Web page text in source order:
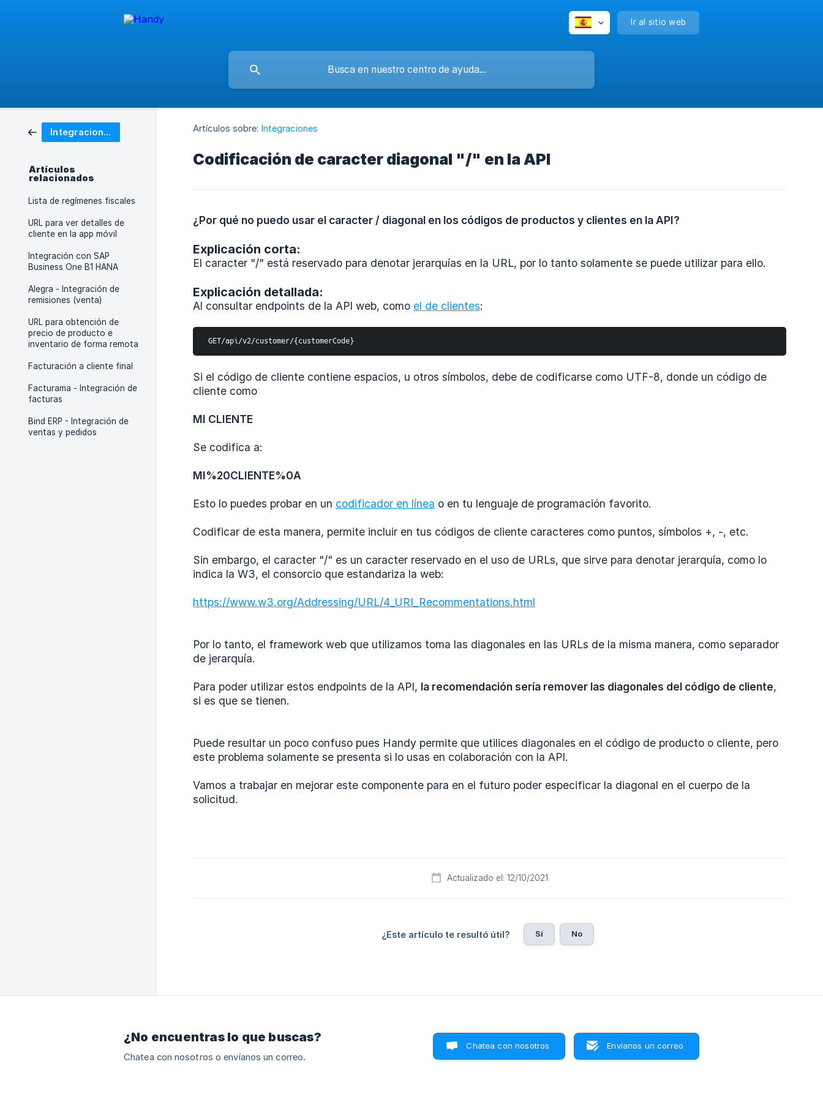
Ir al sitio web
Integraciones
Artículos
relacionados
Lista de regímenes fiscales
URL para ver detalles de
cliente en la app móvil
Integración con SAP
Business One B1 HANA
Alegra - Integración de
remisiones (venta)
URL para obtención de
precio de producto e
inventario de forma remota
Facturación a cliente final
Facturama - Integración de
facturas
Bind ERP - Integración de
ventas y pedidos
Artículos sobre: Integraciones
Codificación de caracter diagonal "/" en la API
¿Por qué no puedo usar el caracter / diagonal en los códigos de productos y clientes en la API?
Explicación corta:
El caracter "/" está reservado para denotar jerarquías en la URL, por lo tanto solamente se puede utilizar para ello.
Explicación detallada:
Al consultar endpoints de la API web, como el de clientes:
GET/api/v2/customer/{customerCode}
Si el código de cliente contiene espacios, u otros símbolos, debe de codificarse como UTF-8, donde un código de
cliente como
MI CLIENTE
Se codifica a:
MI%20CLIENTE%0A
Esto lo puedes probar en un codificador en línea o en tu lenguaje de programación favorito.
Codificar de esta manera, permite incluir en tus códigos de cliente caracteres como puntos, símbolos +, -, etc.
Sin embargo, el caracter "/" es un caracter reservado en el uso de URLs, que sirve para denotar jerarquía, como lo
indica la W3, el consorcio que estandariza la web:
https://www.w3.org/Addressing/URL/4_URI_Recommentations.html
Por lo tanto, el framework web que utilizamos toma las diagonales en las URLs de la misma manera, como separador
de jerarquía.
Para poder utilizar estos endpoints de la API, la recomendación sería remover las diagonales del código de cliente,
si es que se tienen.
Puede resultar un poco confuso pues Handy permite que utilices diagonales en el código de producto o cliente, pero
este problema solamente se presenta si lo usas en colaboración con la API.
Vamos a trabajar en mejorar este componente para en el futuro poder especificar la diagonal en el cuerpo de la
solicitud.
Actualizado el: 12/10/2021
¿Este artículo te resultó útil? Sí No
¿No encuentras lo que buscas?
Chatea con nosotros o envíanos un correo.
Chatea con nosotros Envíanos un correo